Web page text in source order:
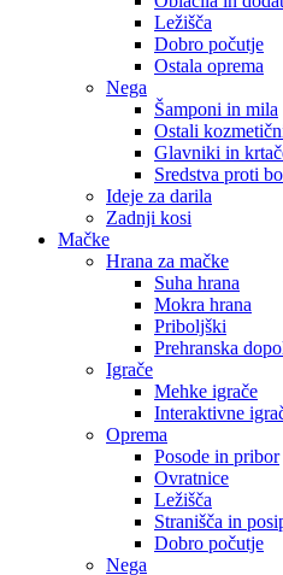
Ležišča
Dobro počutje
Ostala oprema
Nega
Šamponi in mila
Ostali
Glavniki in
Sredstva proti
Ideje za darila
Zadnji kosi
Mačke
Hrana za mačke
Suha hrana
Mokra hrana
Priboljški
Prehranska
Igrače
Mehke igrače
Interaktivne
Oprema
Posode in pribor
Ovratnice
Ležišča
Stranišča in
Dobro počutje
Nega